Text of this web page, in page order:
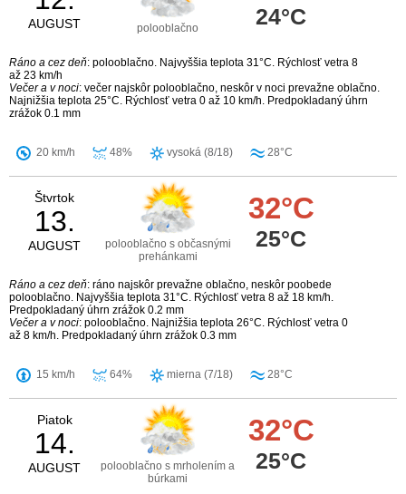
AUGUST polooblačno 24°C
Ráno a cez deň: polooblačno. Najvyššia teplota 31°C. Rýchlosť vetra 8
až 23 km/h
Večer a v noci: večer najskôr polooblačno, neskôr v noci prevažne oblačno.
Najnižšia teplota 25°C. Rýchlosť vetra 0 až 10 km/h. Predpokladaný úhrn
zrážok 0.1 mm
20 km/h 48% vysoká (8/18) 28°C
Štvrtok
13.
AUGUST
polooblačno s občasnými
prehánkami
32°C
25°C
Ráno a cez deň: ráno najskôr prevažne oblačno, neskôr poobede
polooblačno. Najvyššia teplota 31°C. Rýchlosť vetra 8 až 18 km/h.
Predpokladaný úhrn zrážok 0.2 mm
Večer a v noci: polooblačno. Najnižšia teplota 26°C. Rýchlosť vetra 0
až 8 km/h. Predpokladaný úhrn zrážok 0.3 mm
15 km/h 64% mierna (7/18) 28°C
Piatok
14.
AUGUST
polooblačno s mrholením a
búrkami
32°C
25°C